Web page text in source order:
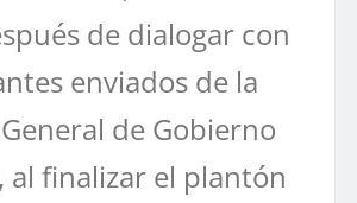
de dialogar con
enviados de la
de Gobierno
al finalizar el plantón